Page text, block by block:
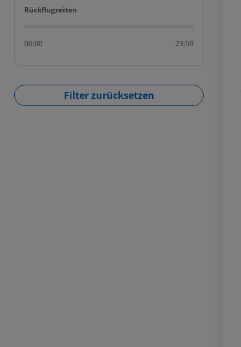
Rückflugzeiten
Rückflugzeiten
00:00 23:59
Filter zurücksetzen